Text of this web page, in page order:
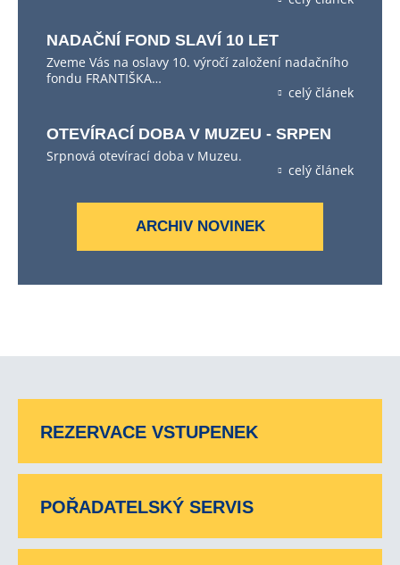
NADAČNÍ FOND SLAVÍ 10 LET
Zveme Vás na oslavy 10. výročí založení nadačního
fondu FRANTIŠKA…
celý článek
OTEVÍRACÍ DOBA V MUZEU - SRPEN
Srpnová otevírací doba v Muzeu.
celý článek
ARCHIV NOVINEK
REZERVACE VSTUPENEK
POŘADATELSKÝ SERVIS